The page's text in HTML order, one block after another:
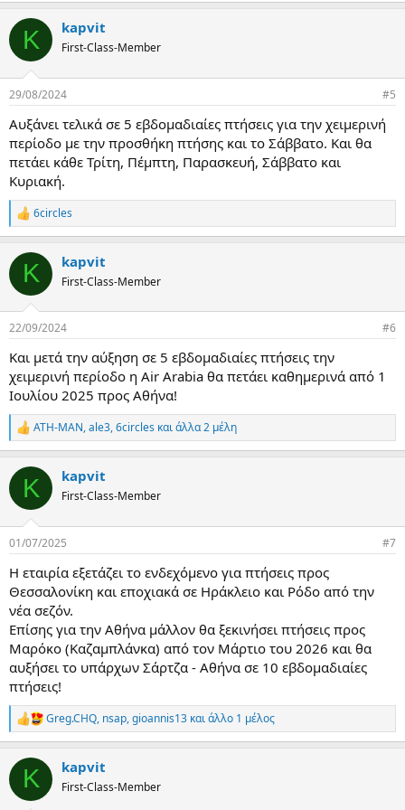
c
i
s
K kapvit
First-Class-Member
29/08/2024 #5
Αυξάνει τελικά σε 5 εβδομαδιαίες πτήσεις για την χειμερινή
περίοδο με την προσθήκη πτήσης και το Σάββατο. Και θα
πετάει κάθε Τρίτη, Πέμπτη, Παρασκευή, Σάββατο και
Κυριακή.
R
e
c
i
s
6circles
K kapvit
First-Class-Member
22/09/2024 #6
Και μετά την αύξηση σε 5 εβδομαδιαίες πτήσεις την
χειμερινή περίοδο η Air Arabia θα πετάει καθημερινά από 1
Ιουλίου 2025 προς Αθήνα!
R
e
c
i
s
ATH-MAN,ale3,6circles και άλλα 2 μέλη
K kapvit
First-Class-Member
01/07/2025 #7
Η εταιρία εξετάζει το ενδεχόμενο για πτήσεις προς
Θεσσαλονίκη και εποχιακά σε Ηράκλειο και Ρόδο από την
νέα σεζόν.
Επίσης για την Αθήνα μάλλον θα ξεκινήσει πτήσεις προς
Μαρόκο (Καζαμπλάνκα) από τον Μάρτιο του 2026 και θα
αυξήσει το υπάρχων Σάρτζα - Αθήνα σε 10 εβδομαδιαίες
πτήσεις!
R
e
c
i
Greg.CHQ, nsap,gioannis13 και άλλο 1 μέλος
K kapvit
First-Class-Member